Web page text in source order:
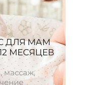
массаж,
ДЛЯ МАМ
МЕСЯЦЕВ